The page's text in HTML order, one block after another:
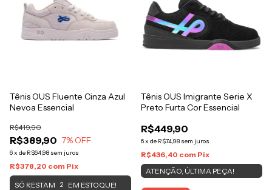
Tênis OUS Fluente Cinza Azul
Nevoa Essencial
R$389,90
R$419,90
7% OFF
6x de R$64,98 sem juros
R$378,20 com Pix
SÓ RESTAM 2 EM ESTOQUE!
Tênis OUS Imigrante Serie X
Preto Furta Cor Essencial
R$449,90
6x de R$74,98 sem juros
R$436,40 com Pix
ATENÇÃO, ÚLTIMA PEÇA!